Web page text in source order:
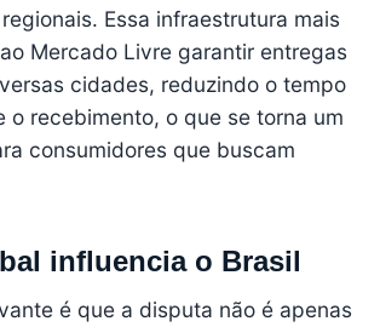
Essa infraestrutura mais
Mercado Livre garantir entregas
cidades, reduzindo o tempo
o recebimento, o que se torna um
consumidores que buscam
influencia o Brasil
é que a disputa não é apenas